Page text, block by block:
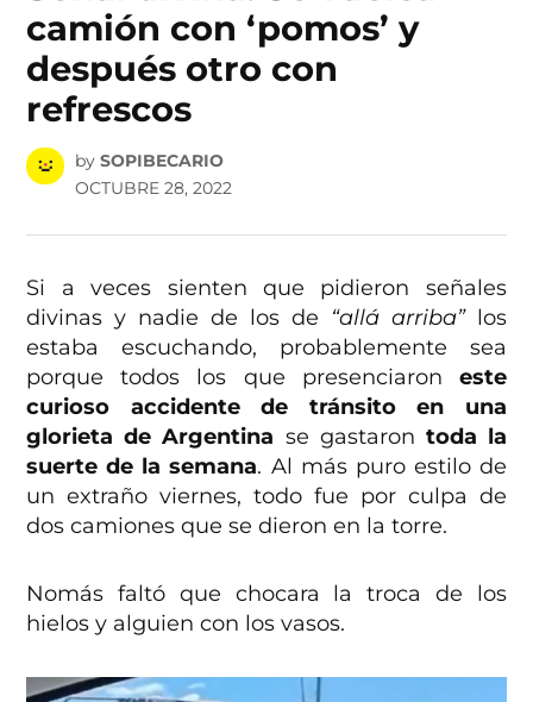
camión con ‘pomos’ y
después otro con
refrescos
by SOPIBECARIO
OCTUBRE 28, 2022
Si a veces sienten que pidieron señales
divinas y nadie de los de “allá arriba”los
estaba escuchando, probablemente sea
porque todos los que presenciaron este
curioso accidente de tránsito en una
glorieta de Argentina se gastaron toda la
suerte de la semana. Al más puro estilo de
un extraño viernes, todo fue por culpa de
dos camiones que se dieron en la torre.
Nomás faltó que chocara la troca de los
hielos y alguien con los vasos.